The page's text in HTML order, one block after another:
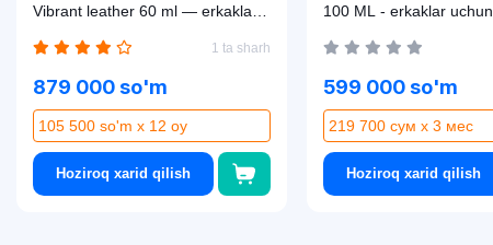
Vibrant leather 60 ml — erkaklar
1 ta sharh
879 000 so'm
105 500 so'm x 12 oy
Hoziroq xarid qilish
100 ML - erkaklar uchun
599 000 so'm
219 700 сум x 3 мес
Hoziroq xarid qilish